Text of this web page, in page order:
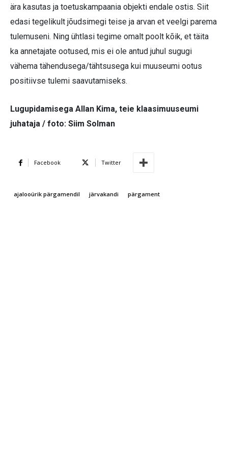
ära kasutas ja toetuskampaania objekti endale ostis. Siit
edasi tegelikult jõudsimegi teise ja arvan et veelgi parema
tulemuseni. Ning ühtlasi tegime omalt poolt kõik, et täita
ka annetajate ootused, mis ei ole antud juhul sugugi
vähema tähendusega/tähtsusega kui muuseumi ootus
positiivse tulemi saavutamiseks.
Lugupidamisega Allan Kima, teie klaasimuuseumi
juhataja / foto: Siim Solman
Facebook Twitter
ajalooürik pärgamendil järvakandi pärgament